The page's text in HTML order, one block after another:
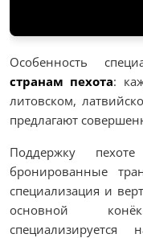
Особенность
странам пехота:
литовском,
предлагают
Поддержку
бронированные
специализация и
основной